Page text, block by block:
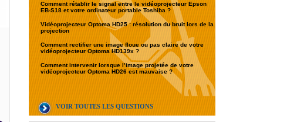
Comment rétablir le signal entre le vidéoprojecteur Epson
EB-S18 et votre ordinateur portable Toshiba ?
Vidéoprojecteur Optoma HD25 : résolution du bruit lors de la
projection
Comment rectifier une image floue ou pas claire de votre
vidéoprojecteur Optoma HD139x ?
Comment intervenir lorsque l’image projetée de votre
vidéoprojecteur Optoma HD26 est mauvaise ?
VOIR TOUTES LES QUESTIONS